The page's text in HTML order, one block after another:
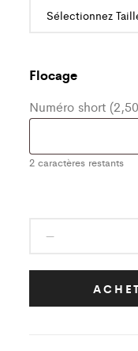
Flocage
Numéro short
2 caractères restants
F.C.P.P
Enfant
quantity